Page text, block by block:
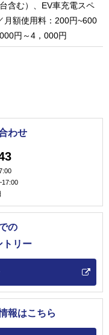
含む）、EV車充電スペ
額使用料：200円~600
円～4，000円
わせ
の
トリー
報はこちら